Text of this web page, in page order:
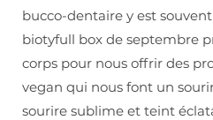
bucco-dentaire y est
biotyfull box de septembre
corps pour nous offrir des
vegan qui nous font un
sourire sublime et teint